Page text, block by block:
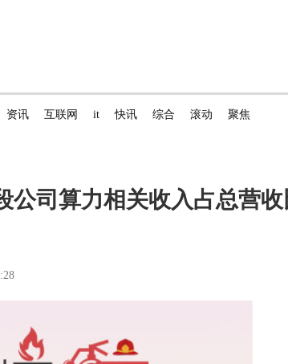
资讯 互联网 it 快讯 综合 滚动 聚焦
公司算力相关收入占总营